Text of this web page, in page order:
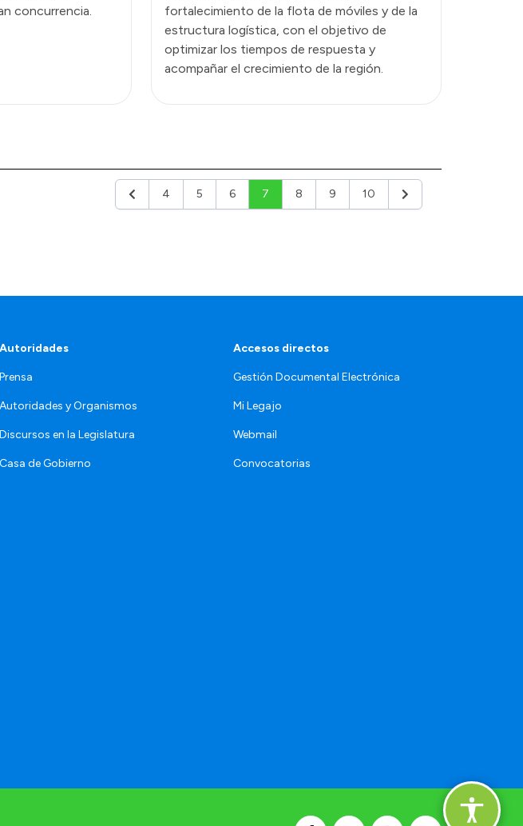
concurrencia.
fortalecimiento de la flota de móviles y de la
estructura logística, con el objetivo de
optimizar los tiempos de respuesta y
acompañar el crecimiento de la región.
Anterior4 5 6 7 8 9 10 Siguiente
Autoridades
Prensa
Autoridades y Organismos
Discursos en la Legislatura
Casa de Gobierno
Accesos directos
Gestión Documental Electrónica
Mi Legajo
Webmail
Convocatorias